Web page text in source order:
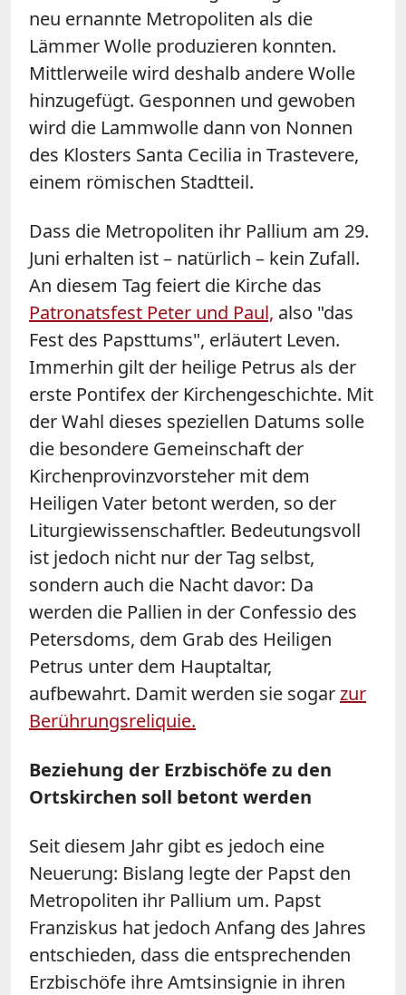
neu ernannte Metropoliten als die
Lämmer Wolle produzieren konnten.
Mittlerweile wird deshalb andere Wolle
hinzugefügt. Gesponnen und gewoben
wird die Lammwolle dann von Nonnen
des Klosters Santa Cecilia in Trastevere,
einem römischen Stadtteil.
Dass die Metropoliten ihr Pallium am 29.
Juni erhalten ist – natürlich – kein Zufall.
An diesem Tag feiert die Kirche das
Patronatsfest Peter und Paul, also "das
Fest des Papsttums", erläutert Leven.
Immerhin gilt der heilige Petrus als der
erste Pontifex der Kirchengeschichte. Mit
der Wahl dieses speziellen Datums solle
die besondere Gemeinschaft der
Kirchenprovinzvorsteher mit dem
Heiligen Vater betont werden, so der
Liturgiewissenschaftler. Bedeutungsvoll
ist jedoch nicht nur der Tag selbst,
sondern auch die Nacht davor: Da
werden die Pallien in der Confessio des
Petersdoms, dem Grab des Heiligen
Petrus unter dem Hauptaltar,
aufbewahrt. Damit werden sie sogarzur
Berührungsreliquie.
Beziehung der Erzbischöfe zu den
Ortskirchen soll betont werden
Seit diesem Jahr gibt es jedoch eine
Neuerung: Bislang legte der Papst den
Metropoliten ihr Pallium um. Papst
Franziskus hat jedoch Anfang des Jahres
entschieden, dass die entsprechenden
Erzbischöfe ihre Amtsinsignie in ihren